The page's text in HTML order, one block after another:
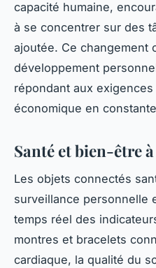
capacité humaine,
à se concentrer sur des
ajoutée. Ce changement
développement
répondant aux
économique en
Santé et bien-être
Les objets connectés
surveillance personnelle
temps réel des
montres et bracelets
cardiaque, la qualité du